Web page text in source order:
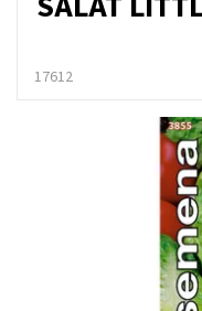
17612